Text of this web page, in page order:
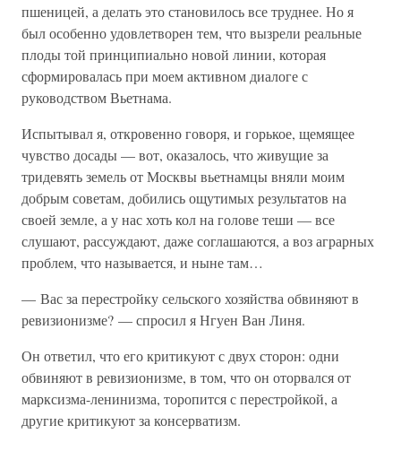
пшеницей, а делать это становилось все труднее. Но я
был особенно удовлетворен тем, что вызрели реальные
плоды той принципиально новой линии, которая
сформировалась при моем активном диалоге с
руководством Вьетнама.
Испытывал я, откровенно говоря, и горькое, щемящее
чувство досады — вот, оказалось, что живущие за
тридевять земель от Москвы вьетнамцы вняли моим
добрым советам, добились ощутимых результатов на
своей земле, а у нас хоть кол на голове теши — все
слушают, рассуждают, даже соглашаются, а воз аграрных
проблем, что называется, и ныне там…
— Вас за перестройку сельского хозяйства обвиняют в
ревизионизме? — спросил я Нгуен Ван Линя.
Он ответил, что его критикуют с двух сторон: одни
обвиняют в ревизионизме, в том, что он оторвался от
марксизма-ленинизма, торопится с перестройкой, а
другие критикуют за консерватизм.